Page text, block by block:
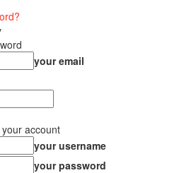
your email
account
your username
your password